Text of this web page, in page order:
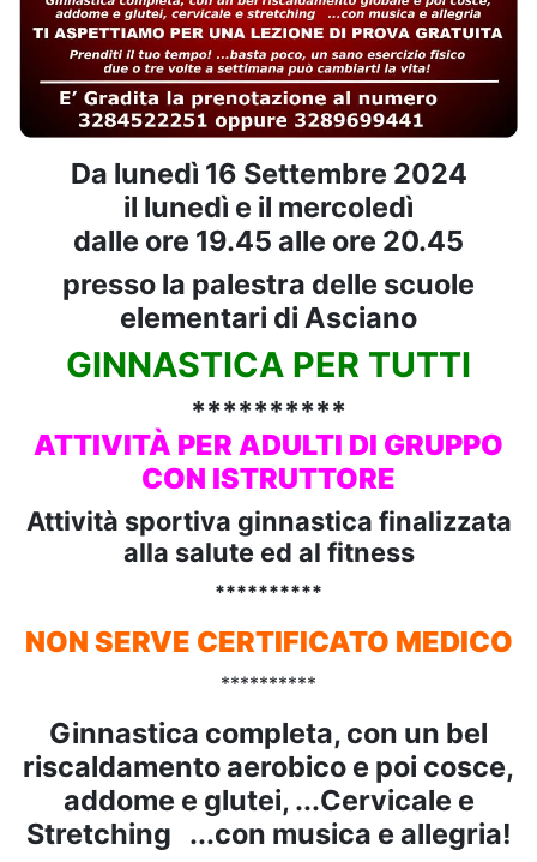
Da lunedì 16 Settembre 2024
il lunedì e il mercoledì
dalle ore 19.45 alle ore 20.45
presso la palestra delle scuole
elementari di Asciano
GINNASTICA PER TUTTI
**********
ATTIVITÀ PER ADULTI DI GRUPPO
CON ISTRUTTORE
Attività sportiva ginnastica finalizzata
alla salute ed al fitness
**********
NON SERVE CERTIFICATO MEDICO
**********
Ginnastica completa, con un bel
riscaldamento aerobico e poi cosce,
addome e glutei, ...Cervicale e
Stretching ...con musica e allegria!